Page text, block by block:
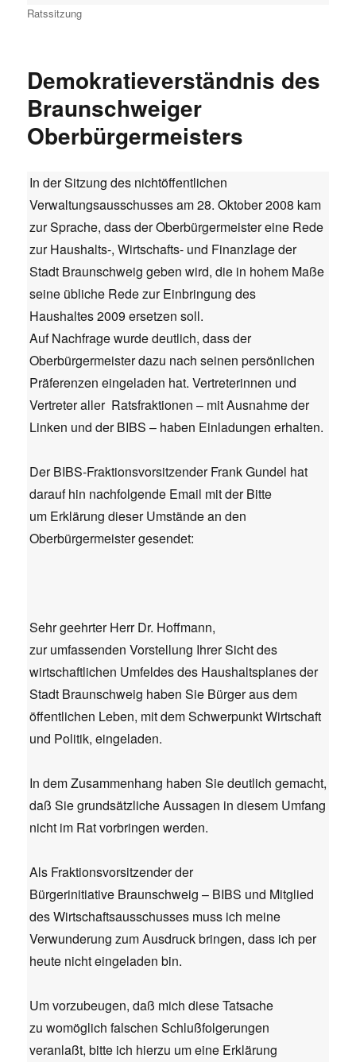
Kategorien
Ratssitzung
Demokratieverständnis des
Braunschweiger
Oberbürgermeisters
In der Sitzung des nichtöffentlichen
Verwaltungsausschusses am 28. Oktober 2008 kam
zur Sprache, dass der Oberbürgermeister eine Rede
zur Haushalts-, Wirtschafts- und Finanzlage der
Stadt Braunschweig geben wird, die in hohem Maße
seine übliche Rede zur Einbringung des
Haushaltes 2009 ersetzen soll.
Auf Nachfrage wurde deutlich, dass der
Oberbürgermeister dazu nach seinen persönlichen
Präferenzen eingeladen hat. Vertreterinnen und
Vertreter aller Ratsfraktionen – mit Ausnahme der
Linken und der BIBS – haben Einladungen erhalten.
Der BIBS-Fraktionsvorsitzender Frank Gundel hat
darauf hin nachfolgende Email mit der Bitte
um Erklärung dieser Umstände an den
Oberbürgermeister gesendet:
Sehr geehrter Herr Dr. Hoffmann,
zur umfassenden Vorstellung Ihrer Sicht des
wirtschaftlichen Umfeldes des Haushaltsplanes der
Stadt Braunschweig haben Sie Bürger aus dem
öffentlichen Leben, mit dem Schwerpunkt Wirtschaft
und Politik, eingeladen.
In dem Zusammenhang haben Sie deutlich gemacht,
daß Sie grundsätzliche Aussagen in diesem Umfang
nicht im Rat vorbringen werden.
Als Fraktionsvorsitzender der
Bürgerinitiative Braunschweig – BIBS und Mitglied
des Wirtschaftsausschusses muss ich meine
Verwunderung zum Ausdruck bringen, dass ich per
heute nicht eingeladen bin.
Um vorzubeugen, daß mich diese Tatsache
zu womöglich falschen Schlußfolgerungen
veranlaßt, bitte ich hierzu um eine Erklärung